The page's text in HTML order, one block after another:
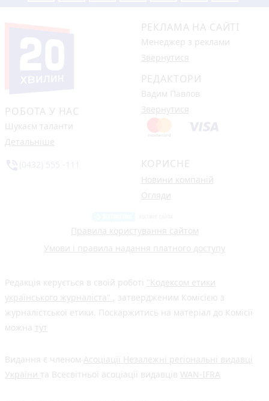
РОБОТА У НАС
Шукаєм таланти
Детальніше
РЕКЛАМА НА САЙТІ
Менеджер з реклами
Звернутися
РЕДАКТОРИ
Вадим Павлов
Звернутися
КОРИСНЕ
Новини компаній
Огляди
Правила користування сайтом
Умови і правила надання платного доступу
Редакція керується в своїй роботі "Кодексом етики
українського журналіста"
, затвердженим Комісією з
журналістської етики. Поскаржитись на матеріал до Комісії
можна тут
Видання є членом Асоціації Незалежні регіональні видавці
України та Всесвітньої асоціації видавців WAN-IFRA